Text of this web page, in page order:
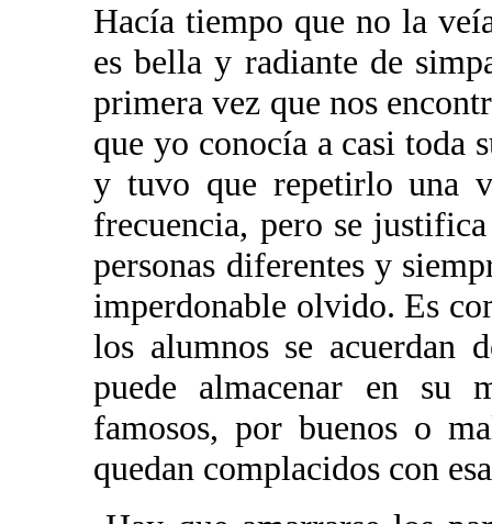
Hacía tiempo que no la
es bella y radiante de
primera vez que nos
que yo conocía a casi toda
y tuvo que repetirlo una
frecuencia, pero se
personas diferentes y
imperdonable olvido. Es
los alumnos se acuerdan
puede almacenar en su
famosos, por buenos o
quedan complacidos con